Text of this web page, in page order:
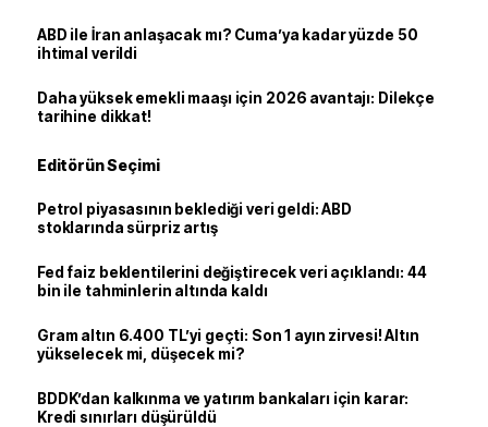
ABD ile İran anlaşacak mı? Cuma’ya kadar yüzde 50
ihtimal verildi
Daha yüksek emekli maaşı için 2026 avantajı: Dilekçe
tarihine dikkat!
Editörün Seçimi
Petrol piyasasının beklediği veri geldi: ABD
stoklarında sürpriz artış
Fed faiz beklentilerini değiştirecek veri açıklandı: 44
bin ile tahminlerin altında kaldı
Gram altın 6.400 TL’yi geçti: Son 1 ayın zirvesi! Altın
yükselecek mi, düşecek mi?
BDDK’dan kalkınma ve yatırım bankaları için karar:
Kredi sınırları düşürüldü